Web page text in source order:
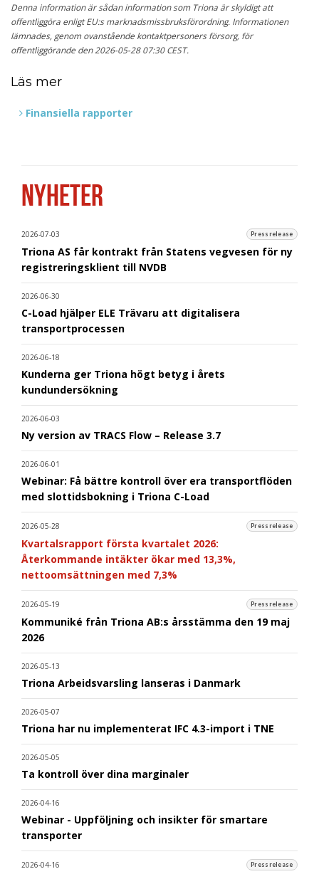
Denna information är sådan information som Triona är skyldigt att
offentliggöra enligt EU:s marknadsmissbruksförordning. Informationen
lämnades, genom ovanstående kontaktpersoners försorg, för
offentliggörande den 2026-05-28 07:30 CEST.
Läs mer
Finansiella rapporter
NYHETER
2026-07-03 Pressrelease
Triona AS får kontrakt från Statens vegvesen för ny
registreringsklient till NVDB
2026-06-30
C-Load hjälper ELE Trävaru att digitalisera
transportprocessen
2026-06-18
Kunderna ger Triona högt betyg i årets
kundundersökning
2026-06-03
Ny version av TRACS Flow – Release 3.7
2026-06-01
Webinar: Få bättre kontroll över era transportflöden
med slottidsbokning i Triona C-Load
2026-05-28 Pressrelease
Kvartalsrapport första kvartalet 2026:
Återkommande intäkter ökar med 13,3%,
nettoomsättningen med 7,3%
2026-05-19 Pressrelease
Kommuniké från Triona AB:s årsstämma den 19 maj
2026
2026-05-13
Triona Arbeidsvarsling lanseras i Danmark
2026-05-07
Triona har nu implementerat IFC 4.3-import i TNE
2026-05-05
Ta kontroll över dina marginaler
2026-04-16
Webinar - Uppföljning och insikter för smartare
transporter
2026-04-16 Pressrelease